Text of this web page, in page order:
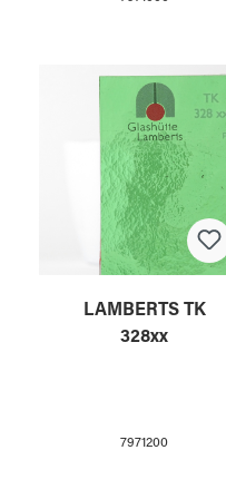
LAMBERTS TK
328xx
7971200